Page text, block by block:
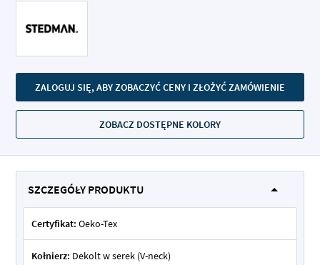
ZALOGUJ SIĘ, ABY ZOBACZYĆ CENY I ZŁOŻYĆ ZAMÓWIENIE
ZOBACZ DOSTĘPNE KOLORY
SZCZEGÓŁY PRODUKTU
Certyfikat: Oeko-Tex
Kołnierz: Dekolt w serek (V-neck)